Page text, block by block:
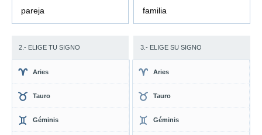
pareja familia
2.- ELIGE TU SIGNO 3.- ELIGE SU SIGNO
Aries
Tauro
Géminis
Aries
Tauro
Géminis